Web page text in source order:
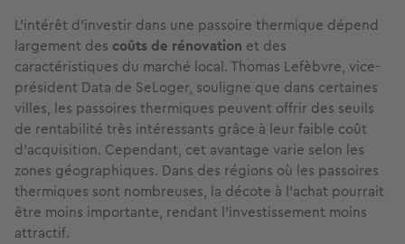
L’intérêt d’investir dans une passoire thermique dépend
largement des coûts de rénovation et des
caractéristiques du marché local. Thomas Lefèbvre, vice-
président Data de SeLoger, souligne que dans certaines
villes, les passoires thermiques peuvent offrir des seuils
de rentabilité très intéressants grâce à leur faible coût
d’acquisition. Cependant, cet avantage varie selon les
zones géographiques. Dans des régions où les passoires
thermiques sont nombreuses, la décote à l’achat pourrait
être moins importante, rendant l’investissement moins
attractif.